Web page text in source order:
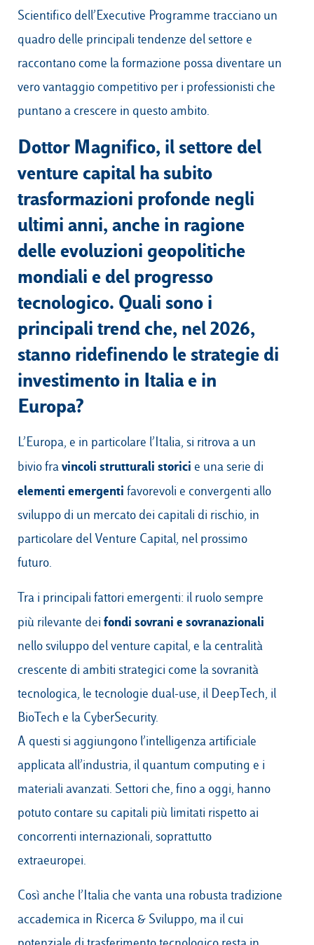
Scientifico dell’Executive Programme tracciano un
quadro delle principali tendenze del settore e
raccontano come la formazione possa diventare un
vero vantaggio competitivo per i professionisti che
puntano a crescere in questo ambito.
Dottor Magnifico, il settore del
venture capital ha subito
trasformazioni profonde negli
ultimi anni, anche in ragione
delle evoluzioni geopolitiche
mondiali e del progresso
tecnologico. Quali sono i
principali trend che, nel 2026,
stanno ridefinendo le strategie di
investimento in Italia e in
Europa?
L’Europa, e in particolare l’Italia, si ritrova a un
bivio fravincoli strutturali storici e una serie di
elementi emergenti favorevoli e convergenti allo
sviluppo di un mercato dei capitali di rischio, in
particolare del Venture Capital, nel prossimo
futuro.
Tra i principali fattori emergenti: il ruolo sempre
più rilevante dei fondi sovrani e sovranazionali
nello sviluppo del venture capital, e la centralità
crescente di ambiti strategici come la sovranità
tecnologica, le tecnologie dual-use, il DeepTech, il
BioTech e la CyberSecurity.
A questi si aggiungono l’intelligenza artificiale
applicata all’industria, il quantum computing e i
materiali avanzati. Settori che, fino a oggi, hanno
potuto contare su capitali più limitati rispetto ai
concorrenti internazionali, soprattutto
extraeuropei.
Così anche l’Italia che vanta una robusta tradizione
accademica in Ricerca & Sviluppo, ma il cui